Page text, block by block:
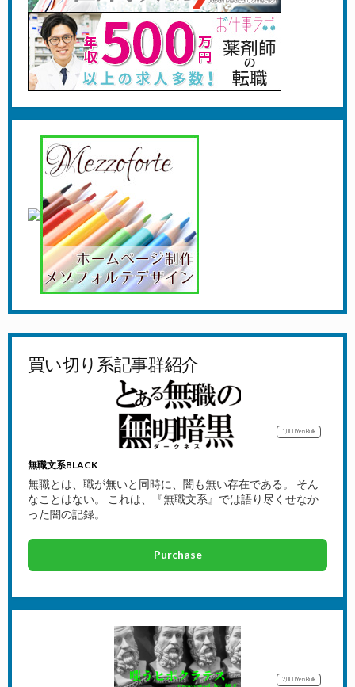
買い切り系記事群紹介
1,000YenBulk
無職文系BLACK
無職とは、職が無いと同時に、闇も無い存在である。 そん
なことはない。 これは、『無職文系』では語り尽くせなか
った闇の記録。
Purchase
2,000YenBulk